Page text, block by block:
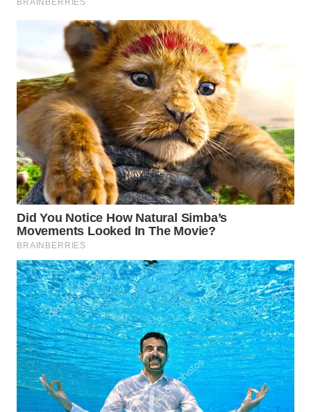
WN
CIREBON
WN
INDRAMAYU
WN
KUNINGAN
WN
MAJALENGKA
WN
SUBANG
WN
SUKABUMI
WN
PURWAKARTA